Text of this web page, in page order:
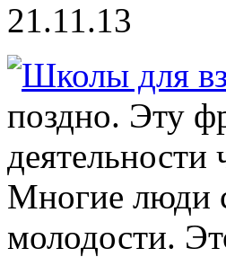
21.11.13
поздно. Эту
деятельности
Многие люди
молодости.